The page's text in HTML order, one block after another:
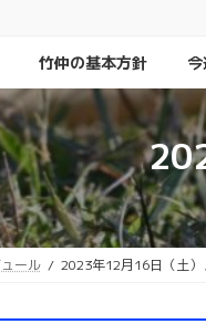
竹仲の基本方針
ール 2023年12月16日（土）